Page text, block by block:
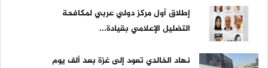
إطلاق أول مركز دولي عربي لمكافحة
التضليل الإعلامي بقيادة...
نهاد الخالدي تعود إلى غزة بعد ألف يوم